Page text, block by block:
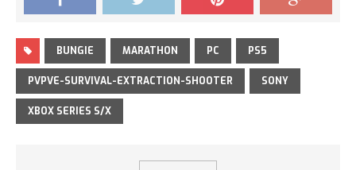
BUNGIE MARATHON PC PS5
PVPVE-SURVIVAL-EXTRACTION-SHOOTER SONY
XBOX SERIES S/X